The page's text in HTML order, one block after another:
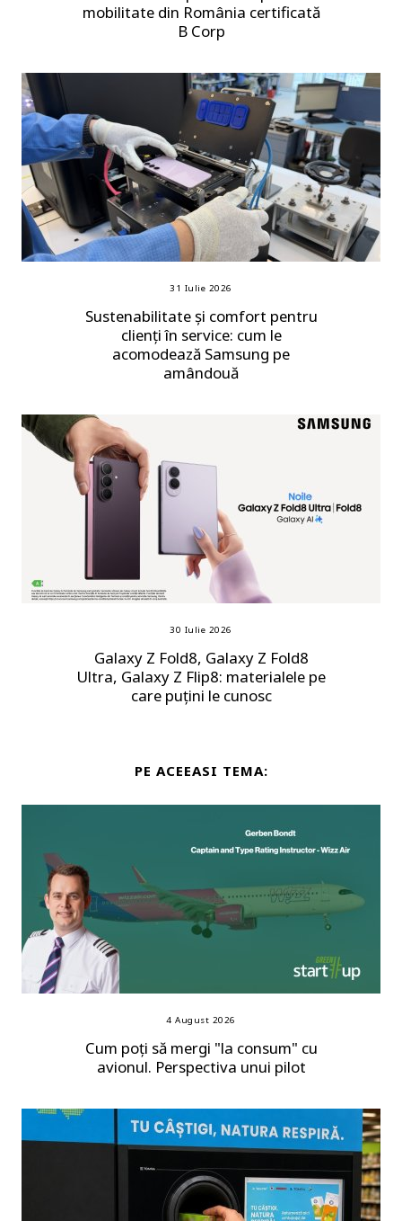
mobilitate din România certificată
B Corp
31 Iulie 2026
Sustenabilitate și comfort pentru
clienți în service: cum le
acomodează Samsung pe
amândouă
30 Iulie 2026
Galaxy Z Fold8, Galaxy Z Fold8
Ultra, Galaxy Z Flip8: materialele pe
care puțini le cunosc
PE ACEEASI TEMA:
4 August 2026
Cum poți să mergi "la consum" cu
avionul. Perspectiva unui pilot